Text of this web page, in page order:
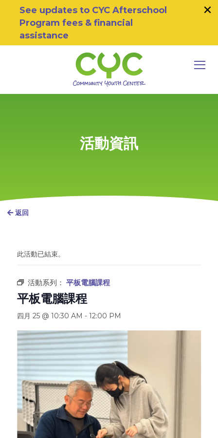
Skip to primary navigation
Skip to main content
Skip to footer
See updates to CYC Afterschool
Program fees & financial
assistance
×
活動資訊
返回
此活動已結束。
活動系列： 平板電腦課程
平板電腦課程
四月 25 @ 10:30 AM - 12:00 PM